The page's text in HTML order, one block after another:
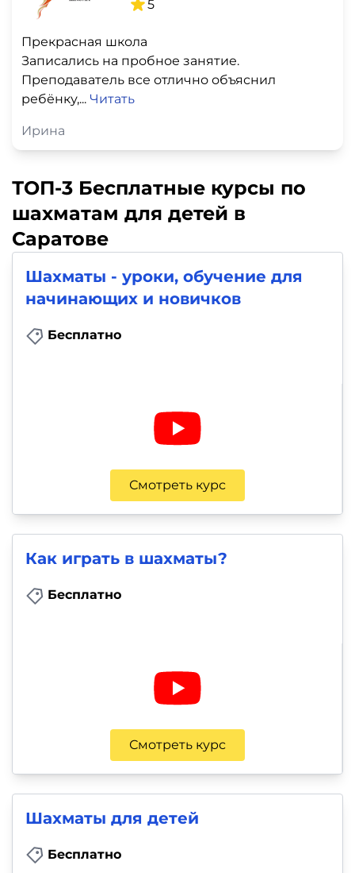
5
Прекрасная школа
Записались на пробное занятие.
Преподаватель все отлично объяснил
ребёнку,... Читать
Ирина
ТОП-3 Бесплатные курсы по
шахматам для детей в
Саратове
Шахматы - уроки, обучение для
начинающих и новичков
Бесплатно
Смотреть курс
Как играть в шахматы?
Бесплатно
Смотреть курс
Шахматы для детей
Бесплатно